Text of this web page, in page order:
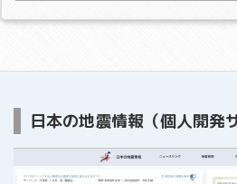
日本の地震情報（個人開発